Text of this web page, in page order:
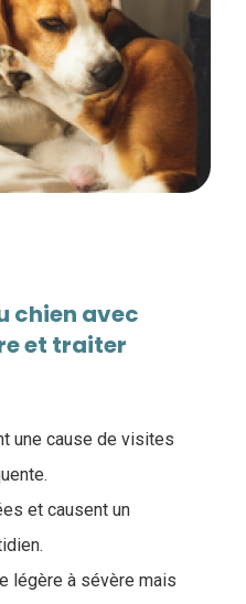
chien avec
et traiter
une cause de visites
et causent un
légère à sévère mais